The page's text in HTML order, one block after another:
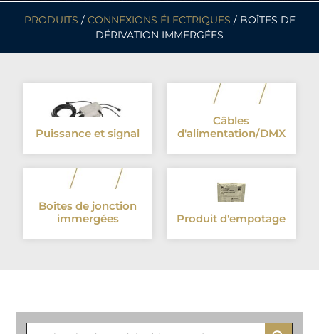
PRODUITS / CONNEXIONS ÉLECTRIQUES / BOÎTES DE
DÉRIVATION IMMERGÉES
Puissance et signal
Câbles
d'alimentation/DMX
Boîtes de jonction
immergées
Produit d'empotage